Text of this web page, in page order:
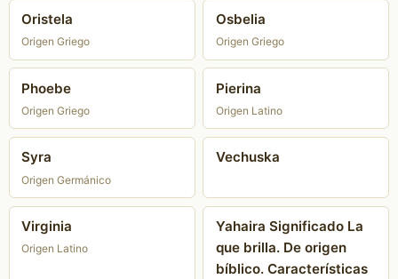
Oristela
Origen Griego
Osbelia
Origen Griego
Phoebe
Origen Griego
Pierina
Origen Latino
Syra
Origen Germánico
Vechuska
Virginia
Origen Latino
Yahaira Significado La
que brilla. De origen
bíblico. Características